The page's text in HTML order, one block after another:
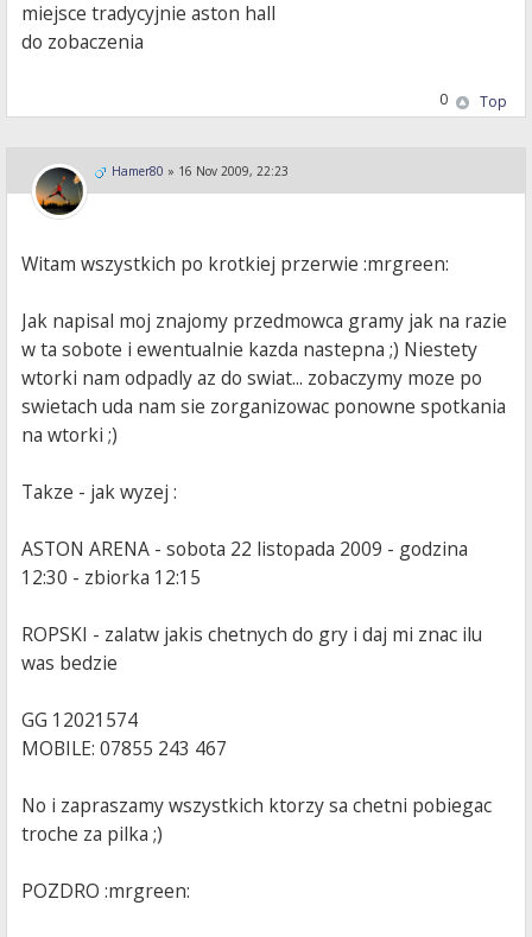
miejsce tradycyjnie aston hall
do zobaczenia
Top
0
Hamer80 » 16 Nov 2009, 22:23
Witam wszystkich po krotkiej przerwie :mrgreen:
Jak napisal moj znajomy przedmowca gramy jak na razie
w ta sobote i ewentualnie kazda nastepna ;) Niestety
wtorki nam odpadly az do swiat... zobaczymy moze po
swietach uda nam sie zorganizowac ponowne spotkania
na wtorki ;)
Takze - jak wyzej :
ASTON ARENA - sobota 22 listopada 2009 - godzina
12:30 - zbiorka 12:15
ROPSKI - zalatw jakis chetnych do gry i daj mi znac ilu
was bedzie
GG 12021574
MOBILE: 07855 243 467
No i zapraszamy wszystkich ktorzy sa chetni pobiegac
troche za pilka ;)
POZDRO :mrgreen: